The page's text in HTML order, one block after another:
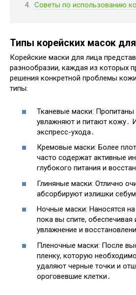
Советы по использованию
Типы корейских масок
Корейские маски для лица
разнообразии, каждая из которых
решения конкретной проблемы
типы:
Тканевые маски: Пропитаны
увлажняют и питают кожу․
экспресс-ухода․
Кремовые маски: Более
часто содержат активные
глубокого питания и
Глиняные маски: Отлично
абсорбируют излишки
Ночные маски: Наносятся
пока вы спите, обеспечивая
увлажнение и
Пленочные маски: После
пленку, которую
удаляют черные точки и
ороговевшие клетки․